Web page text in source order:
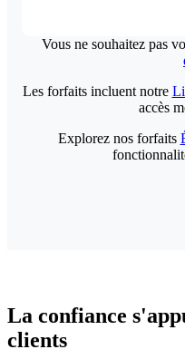
Vous ne souhaitez pas
Les forfaits incluent notre
accès
Explorez nos forfaits
La confiance
clients